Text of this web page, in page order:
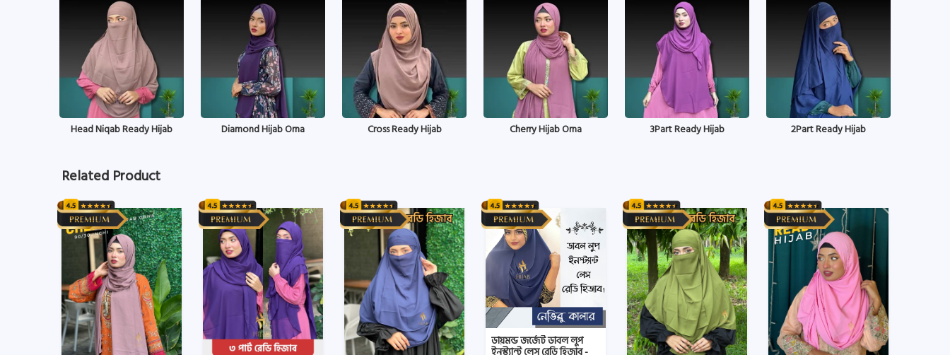
Head Niqab Ready Hijab Diamond Hijab Orna Cross Ready Hijab Cherry Hijab Orna 3Part Ready Hijab 2Part Ready Hijab
Related Product
ডায়মন্ড জর্জেট ডাবল লুপ
ইনস্ট্যান্ট লেস রেডি হিজাব -